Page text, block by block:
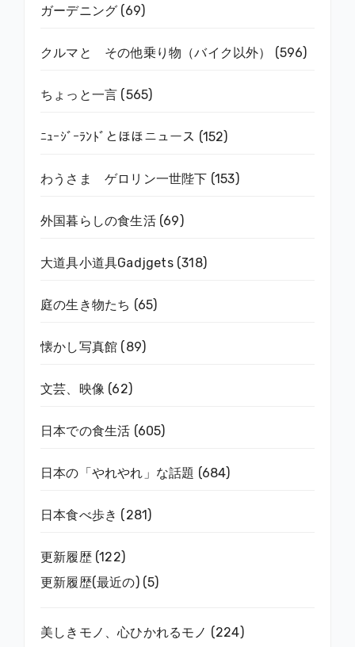
ガーデニング (69)
クルマと その他乗り物（バイク以外） (596)
ちょっと一言 (565)
ﾆｭｰｼﾞｰﾗﾝﾄﾞとほほニュース (152)
わうさま ゲロリン一世陛下 (153)
外国暮らしの食生活(69)
大道具小道具Gadjgets(318)
庭の生き物たち (65)
懐かし写真館 (89)
文芸、映像 (62)
日本での食生活 (605)
日本の「やれやれ」な話題 (684)
日本食べ歩き (281)
更新履歴(122)
更新履歴(最近の)(5)
美しきモノ、心ひかれるモノ (224)